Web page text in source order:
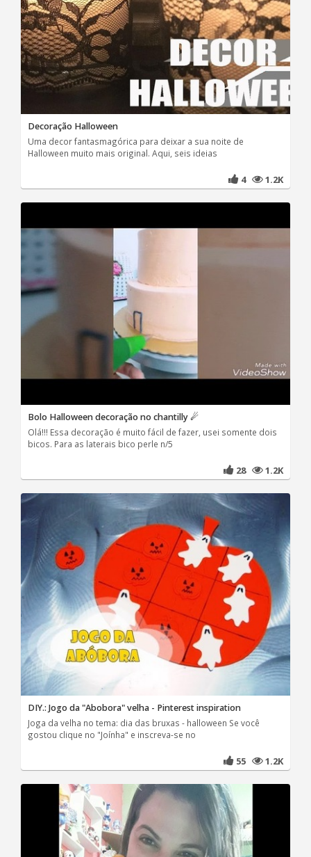
Decoração Halloween
Uma decor fantasmagórica para deixar a sua noite de
Halloween muito mais original. Aqui, seis ideias
4 1.2K
Bolo Halloween decoração no chantilly ☄
Olá!!! Essa decoração é muito fácil de fazer, usei somente dois
bicos. Para as laterais bico perle n/5
28 1.2K
DIY.: Jogo da "Abobora" velha - Pinterest inspiration
Joga da velha no tema: dia das bruxas - halloween Se você
gostou clique no "Joínha" e inscreva-se no
55 1.2K